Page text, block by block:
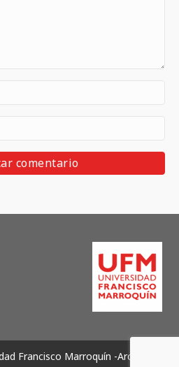
Francisco Marroquín -Archivos